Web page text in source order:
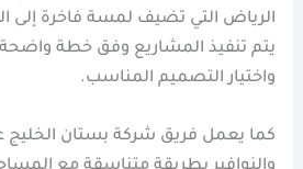
الرياض التي تضيف لمسة فاخرة إلى
يتم تنفيذ المشاريع وفق خطة واضحة
واختيار التصميم المناسب.
كما يعمل فريق شركة بستان الخليج